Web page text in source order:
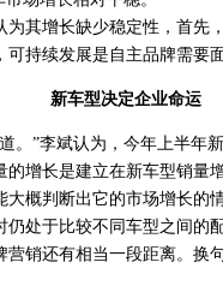
增长缺少稳定性，首先
持续发展是自主品牌需要
新车型决定企业命运
”李斌认为，今年上半年
增长是建立在新车型销量
概判断出它的市场增长的情
于比较不同车型之间的
销还有相当一段距离。换